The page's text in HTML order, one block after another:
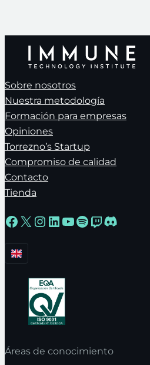
Sobre nosotros
Nuestra metodología
Formación para empresas
Opiniones
Torrezno’s Startup
Compromiso de calidad
Contacto
Tienda
Facebook
X Instagram
LinkedIn
YouTube
Spotify
Twitch
Discord
Áreas de conocimiento